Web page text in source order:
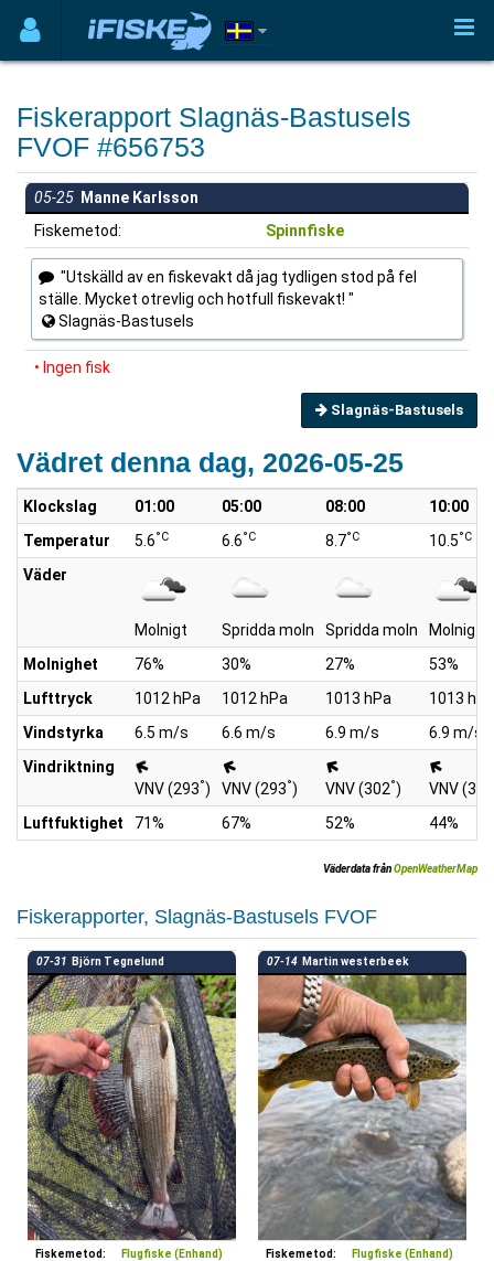
Fiskerapport Slagnäs-Bastusels
FVOF #656753
05-25 Manne Karlsson
Fiskemetod:
Spinnfiske
"Utskälld av en fiskevakt då jag tydligen stod på fel
ställe. Mycket otrevlig och hotfull fiskevakt! "
Slagnäs-Bastusels
• Ingen fisk
Slagnäs-Bastusels
Vädret denna dag, 2026-05-25
Klockslag 01:00 05:00 08:00
10:00
Temperatur
5.6°C 6.6°C 8.7°C 10.5°C
Väder
Molnigt Spridda moln Spridda moln
Molnigt
Molnighet
76% 30% 27%
53%
Lufttryck
1012 hPa 1012 hPa 1013 hPa
1013 hPa
Vindstyrka
6.5 m/s 6.6 m/s 6.9 m/s
6.9 m/s
Vindriktning
VNV (293°) VNV (293°) VNV (302°)
VNV (301
Luftfuktighet
71% 67% 52% 44%
Väderdata frånOpenWeatherMap
Fiskerapporter, Slagnäs-Bastusels FVOF
07-31 Björn Tegnelund
Fiskemetod: Flugfiske (Enhand)
07-14 Martin westerbeek
Fiskemetod: Flugfiske (Enhand)